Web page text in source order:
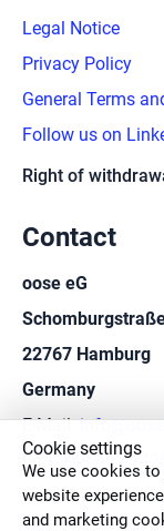
Cookie settings
We use cookies
website
and marketing
Legal Notice
Privacy Policy
General Terms
Follow us on
Right of
Contact
oose eG
22767 Hamburg
Germany
E-Mail:
Fon:+49 40
Fax: +49 40